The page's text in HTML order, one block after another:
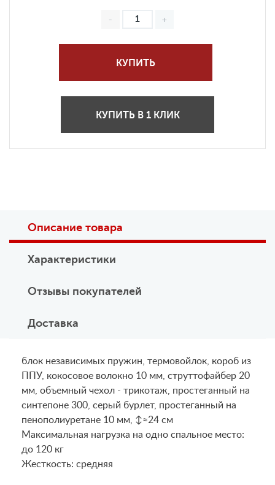
КУПИТЬ
КУПИТЬ В 1 КЛИК
Описание товара
Характеристики
Отзывы покупателей
Доставка
блок независимых пружин, термовойлок, короб из
ППУ, кокосовое волокно 10 мм, струттофайбер 20
мм, объемный чехол - трикотаж, простеганный на
синтепоне 300, серый бурлет, простеганный на
пенополиуретане 10 мм, ↕≈24 см
Maксимальная нагрузка на одно спальное место:
до 120 кг
Жесткость: средняя